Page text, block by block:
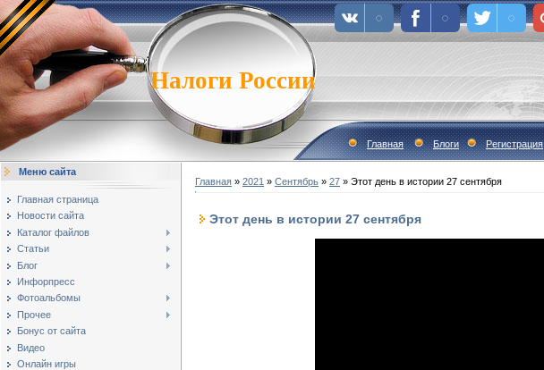
Налоги России
Главная Блоги Регистрация
Меню сайта
Главная страница
Новости сайта
Каталог файлов
Статьи
Блог
Инфорпресс
Фотоальбомы
Прочее
Бонус от сайта
Видео
Онлайн игры
Главная » 2021 » Сентябрь » 27 » Этот день в истории 27 сентября
Этот день в истории 27 сентября